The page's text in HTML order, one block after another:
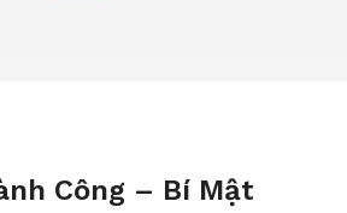
Công – Bí Mật